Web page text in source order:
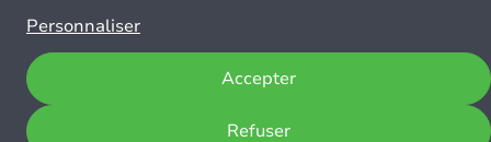
Personnaliser
Refuser
Accepter